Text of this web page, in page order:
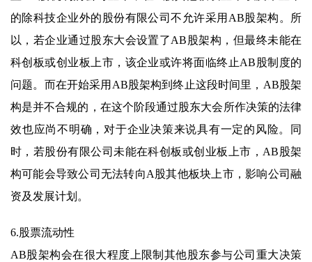
的除科技企业外的股份有限公司不允许采用AB股架构。所
以，若企业通过股东大会设置了AB股架构，但最终未能在
科创板或创业板上市，该企业或许将面临终止AB股制度的
问题。而在开始采用AB股架构到终止这段时间里，AB股架
构是并不合规的，在这个阶段通过股东大会所作决策的法律
效也应尚不明确，对于企业决策来说具有一定的风险。同
时，若股份有限公司未能在科创板或创业板上市，AB股架
构可能会导致公司无法转向A股其他板块上市，影响公司融
资及发展计划。
6.股票流动性
AB股架构会在很大程度上限制其他股东参与公司重大决策